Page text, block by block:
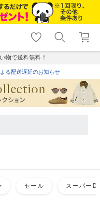
shopping_cart lock_outline
ログイン
物で送料無料！
る配送遅延のお知らせ
セール スーパー